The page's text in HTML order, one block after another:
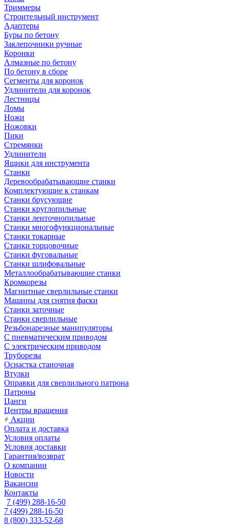
Триммеры
Строительный инструмент
Адаптеры
Буры по бетону
Заклепочники ручные
Коронки
Алмазные по бетону
По бетону в сборе
Сегменты для коронок
Удлинители для коронок
Лестницы
Ломы
Ножи
Ножовки
Пики
Стремянки
Удлинители
Ящики для инструмента
Станки
Деревообрабатывающие станки
Комплектующие к станкам
Станки брусующие
Станки круглопильные
Станки ленточнопильные
Станки многофункциональные
Станки токарные
Станки торцовочные
Станки фуговальные
Станки шлифовальные
Металлообрабатывающие станки
Кромкорезы
Магнитные сверлильные станки
Машины для снятия фаски
Станки заточные
Станки сверлильные
Резьбонарезные манипуляторы
С пневматическим приводом
С электрическим приводом
Труборезы
Оснастка станочная
Втулки
Оправки для сверлильного патрона
Патроны
Цанги
Центры вращения
Акции
Оплата и доставка
Условия оплаты
Условия доставки
Гарантия/возврат
О компании
Новости
Вакансии
Контакты
7 (499) 288-16-50
7 (499) 288-16-50
8 (800) 333-52-68